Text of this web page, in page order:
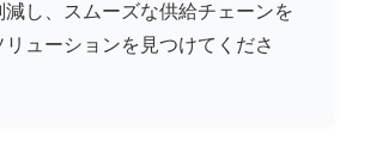
減し、スムーズな供給チェーンを
ューションを見つけてくださ